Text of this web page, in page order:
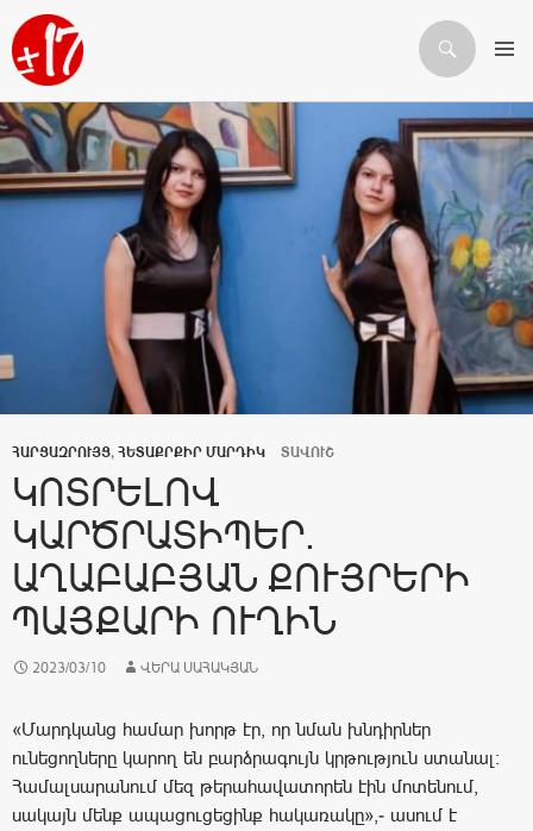
Որոնում
ԱՆՑՆԵԼ ԲՈՎԱՆԴԱԿՈՒԹՅԱՆԸ
ՀԱՐՑԱԶՐՈՒՅՑ, ՀԵՏԱՔՐՔԻՐ ՄԱՐԴԻԿ ՏԱՎՈՒՇ
ԿՈՏՐԵԼՈՎ
ԿԱՐԾՐԱՏԻՊԵՐ.
ԱՂԱԲԱԲՅԱՆ ՔՈՒՅՐԵՐԻ
ՊԱՅՔԱՐԻ ՈՒՂԻՆ
2023/03/10 ՎԵՐԱ ՍԱՀԱԿՅԱՆ
«Մարդկանց համար խորթ էր, որ նման խնդիրներ
ունեցողները կարող են բարձրագույն կրթություն ստանալ։
Համալսարանում մեզ թերահավատորեն էին մոտենում,
սակայն մենք ապացուցեցինք հակառակը»,- ասում է